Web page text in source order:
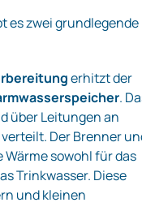
es zwei grundlegende
erhitzt der
.
über Leitungen an
Der Brenner
sowohl für das
Trinkwasser. Diese
und kleinen